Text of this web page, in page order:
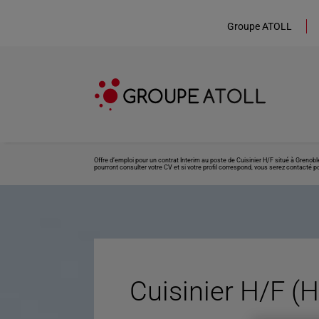
Groupe ATOLL
Offre d’emploi pour un contrat Interim au poste de Cuisinier H/F situé à
pourront consulter votre CV et si votre profil correspond, vous serez contacté
Cuisinier H/F